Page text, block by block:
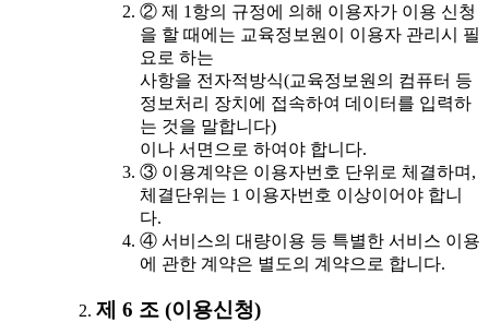
② 제 1항의 규정에 의해 이용자가 이용 신청
을 할 때에는 교육정보원이 이용자 관리시 필
요로 하는
사항을 전자적방식(교육정보원의 컴퓨터 등
정보처리 장치에 접속하여 데이터를 입력하
는 것을 말합니다)
이나 서면으로 하여야 합니다.
③ 이용계약은 이용자번호 단위로 체결하며,
체결단위는 1 이용자번호 이상이어야 합니
다.
④ 서비스의 대량이용 등 특별한 서비스 이용
에 관한 계약은 별도의 계약으로 합니다.
제 6 조 (이용신청)